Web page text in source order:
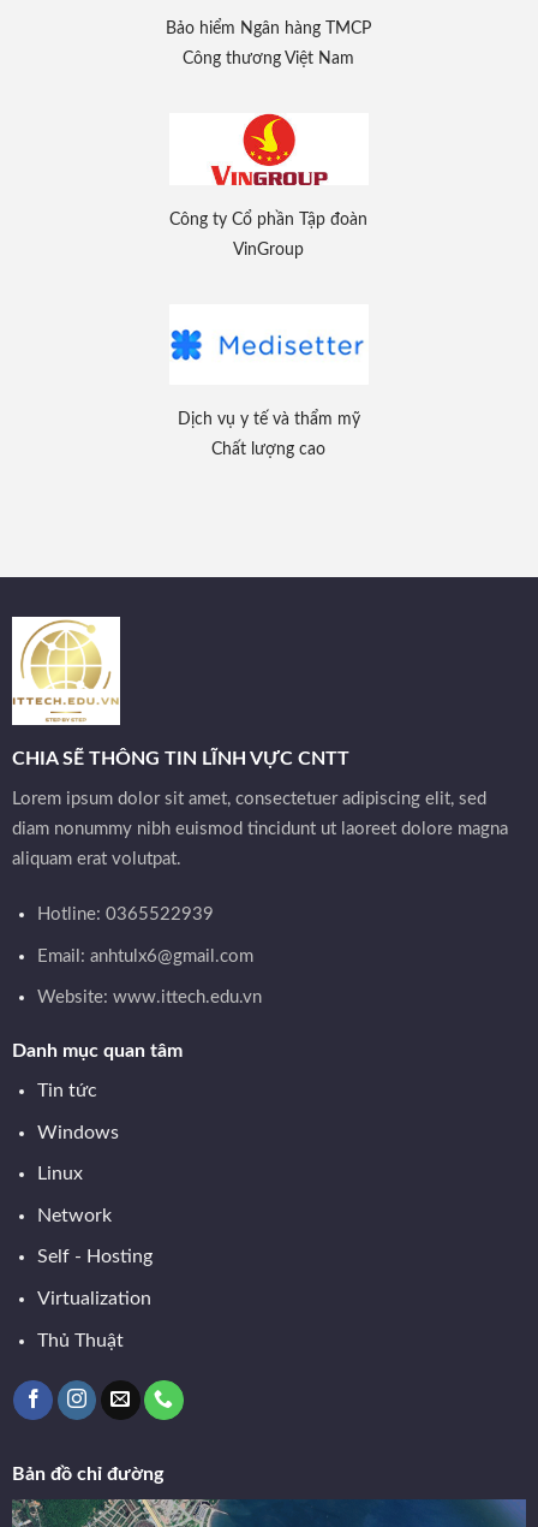
Bảo hiểm Ngân hàng TMCP
Công thương Việt Nam
Công ty Cổ phần Tập đoàn
VinGroup
Dịch vụ y tế và thẩm mỹ
Chất lượng cao
CHIA SẼ THÔNG TIN LĨNH VỰC CNTT
Lorem ipsum dolor sit amet, consectetuer adipiscing elit, sed
diam nonummy nibh euismod tincidunt ut laoreet dolore magna
aliquam erat volutpat.
Hotline: 0365522939
Email: anhtulx6@gmail.com
Website: www.ittech.edu.vn
Danh mục quan tâm
Tin tức
Windows
Linux
Network
Self - Hosting
Virtualization
Thủ Thuật
Bản đồ chỉ đường